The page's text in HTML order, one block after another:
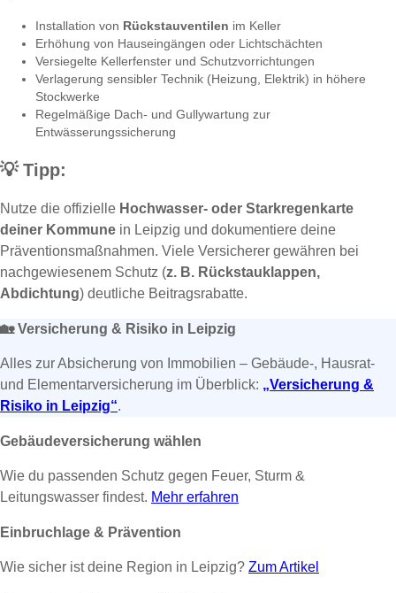
Installation von Rückstauventilen im Keller
Erhöhung von Hauseingängen oder Lichtschächten
Versiegelte Kellerfenster und Schutzvorrichtungen
Verlagerung sensibler Technik (Heizung, Elektrik) in höhere
Stockwerke
Regelmäßige Dach- und Gullywartung zur
Entwässerungssicherung
💡Tipp:
Nutze die offizielle Hochwasser- oder Starkregenkarte
deiner Kommune in Leipzig und dokumentiere deine
Präventionsmaßnahmen. Viele Versicherer gewähren bei
nachgewiesenem Schutz (z. B. Rückstauklappen,
Abdichtung) deutliche Beitragsrabatte.
🏡Versicherung & Risiko in Leipzig
Alles zur Absicherung von Immobilien – Gebäude-, Hausrat-
und Elementarversicherung im Überblick: „Versicherung &
Risiko in Leipzig“.
Gebäudeversicherung wählen
Wie du passenden Schutz gegen Feuer, Sturm &
Leitungswasser findest. Mehr erfahren
Einbruchlage & Prävention
Wie sicher ist deine Region in Leipzig? Zum Artikel